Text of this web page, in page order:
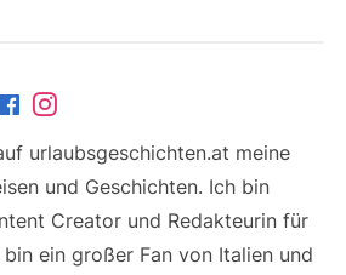
urlaubsgeschichten.at meine
und Geschichten. Ich bin
Creator und Redakteurin für
bin ein großer Fan von Italien und